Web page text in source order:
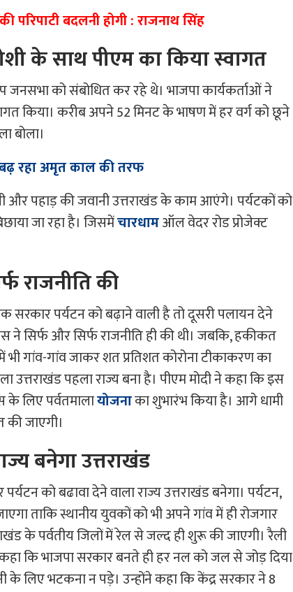
परिपाटी बदलनी होगी : राजनाथ सिंह
के साथ पीएम का किया स्वागत
जनसभा को संबोधित कर रहे थे। भाजपा कार्यकर्ताओं ने
किया। करीब अपने 52 मिनट के भाषण में हर वर्ग को छूने
बोला।
रहा अमृत काल की तरफ
पहाड़ की जवानी उत्तराखंड के काम आएंगे। पर्यटकों को
जा रहा है। जिसमेंचारधामऑल वेदर रोड प्रोजेक्ट
राजनीति की
पर्यटन को बढ़ाने वाली है तो दूसरी पलायन देने
ने सिर्फ और सिर्फ राजनीति ही की थी। जबकि, हकीकत
भी गांव-गांव जाकर शत प्रतिशत कोरोना टीकाकरण का
उत्तराखंड पहला राज्य बना है। पीएम मोदी ने कहा कि इस
लिए पर्वतमालायोजनाका शुभारंभ किया है। आगे धामी
जाएगी।
बनेगा उत्तराखंड
को बढावा देने वाला राज्य उत्तराखंड बनेगा। पर्यटन,
ताकि स्थानीय युवकों को भी अपने गांव में ही रोजगार
के पर्वतीय जिलों में रेल से जल्द ही शुरू की जाएगी। रैली
कि भाजपा सरकार बनते ही हर नल को जल से जोड़ दिया
के लिए भटकना न पड़े। उन्होंने कहा कि केंद्र सरकार ने 8